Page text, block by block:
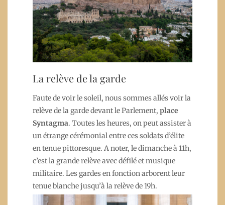
La relève de la garde
Faute de voir le soleil, nous sommes allés voir la
relève de la garde devant le Parlement, place
Syntagma. Toutes les heures, on peut assister à
un étrange cérémonial entre ces soldats d’élite
en tenue pittoresque. A noter, le dimanche à 11h,
c’est la grande relève avec défilé et musique
militaire. Les gardes en fonction arborent leur
tenue blanche jusqu’à la relève de 19h.